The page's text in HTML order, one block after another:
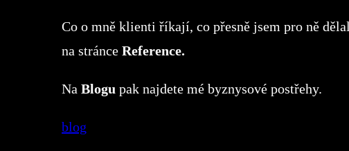
Co o mně klienti říkají, co přesně jsem pro ně
na stránceReference.
NaBlogu pak najdete mé byznysové postřehy.
blog